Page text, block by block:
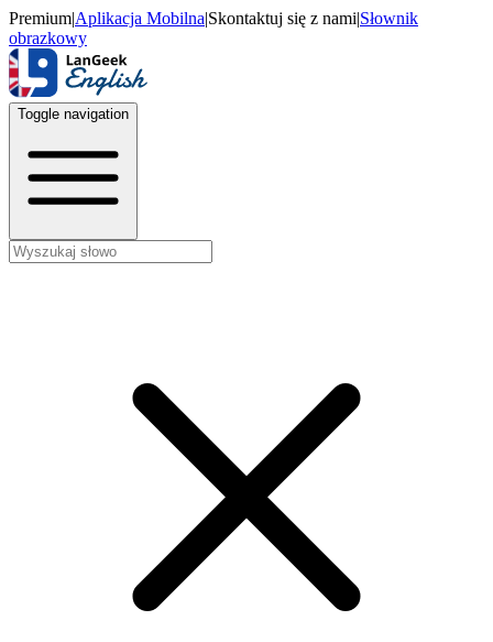
Premium|Aplikacja Mobilna|Skontaktuj się z nami|Słownik
obrazkowy
Toggle navigation